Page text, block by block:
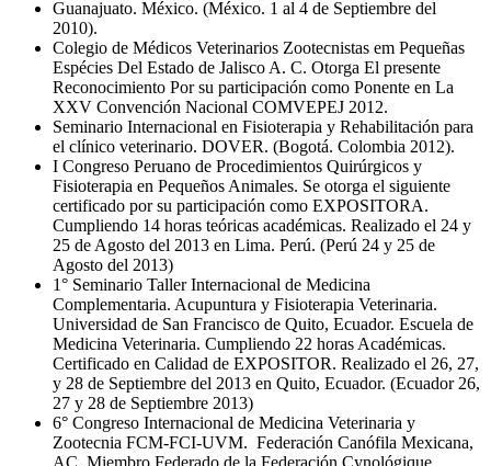
Guanajuato. México. (México. 1 al 4 de Septiembre del
2010).
Colegio de Médicos Veterinarios Zootecnistas em Pequeñas
Espécies Del Estado de Jalisco A. C. Otorga El presente
Reconocimiento Por su participación como Ponente en La
XXV Convención Nacional COMVEPEJ 2012.
Seminario Internacional en Fisioterapia y Rehabilitación para
el clínico veterinario. DOVER. (Bogotá. Colombia 2012).
I Congreso Peruano de Procedimientos Quirúrgicos y
Fisioterapia en Pequeños Animales. Se otorga el siguiente
certificado por su participación como EXPOSITORA.
Cumpliendo 14 horas teóricas académicas. Realizado el 24 y
25 de Agosto del 2013 en Lima. Perú. (Perú 24 y 25 de
Agosto del 2013)
1° Seminario Taller Internacional de Medicina
Complementaria. Acupuntura y Fisioterapia Veterinaria.
Universidad de San Francisco de Quito, Ecuador. Escuela de
Medicina Veterinaria. Cumpliendo 22 horas Académicas.
Certificado en Calidad de EXPOSITOR. Realizado el 26, 27,
y 28 de Septiembre del 2013 en Quito, Ecuador. (Ecuador 26,
27 y 28 de Septiembre 2013)
6° Congreso Internacional de Medicina Veterinaria y
Zootecnia FCM-FCI-UVM. Federación Canófila Mexicana,
AC. Miembro Federado de la Federación Cynológique